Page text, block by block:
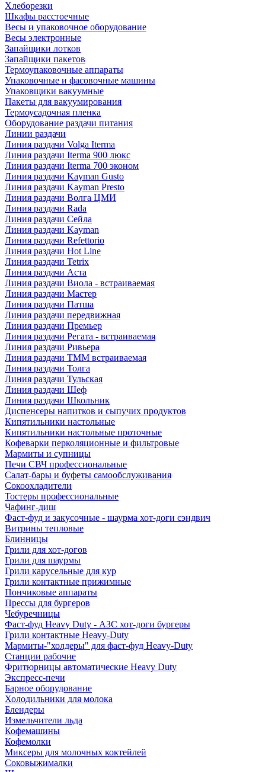
Хлеборезки
Шкафы расстоечные
Весы и упаковочное оборудование
Весы электронные
Запайщики лотков
Запайщики пакетов
Термоупаковочные аппараты
Упаковочные и фасовочные машины
Упаковщики вакуумные
Пакеты для вакуумирования
Термоусадочная пленка
Оборудование раздачи питания
Линии раздачи
Линия раздачи Volga Iterma
Линия раздачи Iterma 900 люкс
Линия раздачи Iterma 700 эконом
Линия раздачи Kayman Gusto
Линия раздачи Kayman Presto
Линия раздачи Волга ЦМИ
Линия раздачи Rada
Линия раздачи Сейла
Линия раздачи Kayman
Линия раздачи Refettorio
Линия раздачи Hot Line
Линия раздачи Tetrix
Линия раздачи Аста
Линия раздачи Виола - встраиваемая
Линия раздачи Мастер
Линия раздачи Патша
Линия раздачи передвижная
Линия раздачи Премьер
Линия раздачи Регата - встраиваемая
Линия раздачи Ривьера
Линия раздачи ТММ встраиваемая
Линия раздачи Толга
Линия раздачи Тульская
Линия раздачи Шеф
Линия раздачи Школьник
Диспенсеры напитков и сыпучих продуктов
Кипятильники настольные
Кипятильники настольные проточные
Кофеварки перколяционные и фильтровые
Мармиты и супницы
Печи СВЧ профессиональные
Салат-бары и буфеты самообслуживания
Сокоохладители
Тостеры профессиональные
Чафинг-диш
Фаст-фуд и закусочные - шаурма хот-доги сэндвич
Витрины тепловые
Блинницы
Грили для хот-догов
Грили для шаурмы
Грили карусельные для кур
Грили контактные прижимные
Пончиковые аппараты
Прессы для бургеров
Чебуречницы
Фаст-фуд Heavy Duty - АЗС хот-доги бургеры
Грили контактные Heavy-Duty
Мармиты-"холдеры" для фаст-фуд Heavy-Duty
Станции рабочие
Фритюрницы автоматические Heavy Duty
Экспресс-печи
Барное оборудование
Холодильники для молока
Блендеры
Измельчители льда
Кофемашины
Кофемолки
Миксеры для молочных коктейлей
Соковыжималки